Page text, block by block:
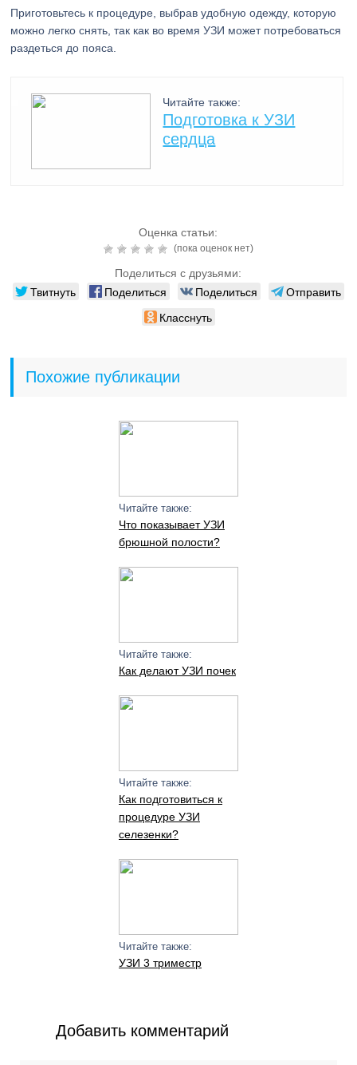
Приготовьтесь к процедуре, выбрав удобную одежду, которую
можно легко снять, так как во время УЗИ может потребоваться
раздеться до пояса.
Читайте также:
Подготовка к УЗИ
сердца
Оценка статьи:
(пока оценок нет)
Поделиться с друзьями:
Твитнуть Поделиться Поделиться
Отправить
Класснуть
Похожие публикации
Читайте также:
Что показывает УЗИ
брюшной полости?
Читайте также:
Как делают УЗИ почек
Читайте также:
Как подготовиться к
процедуре УЗИ
селезенки?
Читайте также:
УЗИ 3 триместр
Добавить комментарий